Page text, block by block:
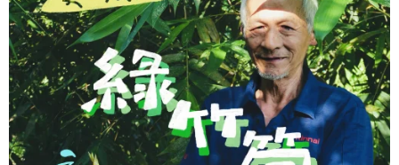
乾物・豆
調味料・油
辛香料